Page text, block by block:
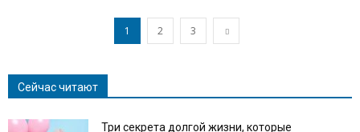
1 2 3
Сейчас читают
Три секрета долгой жизни, которые